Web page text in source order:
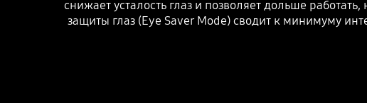
снижает усталость глаз и позволяет дольше
защиты глаз (Eye Saver Mode) сводит к минимуму